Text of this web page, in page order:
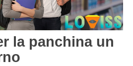
la panchina un